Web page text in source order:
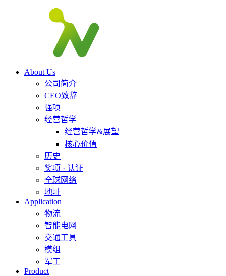
About Us
公司简介
CEO致辞
强项
经营哲学
经营哲学&展望
核心价值
历史
奖项 · 认证
全球网络
地址
Application
物流
智能电网
交通工具
模组
军工
Product